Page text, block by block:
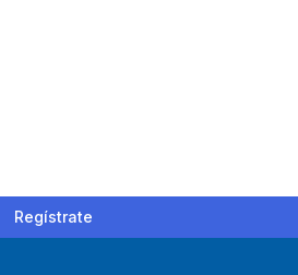
Regístrate